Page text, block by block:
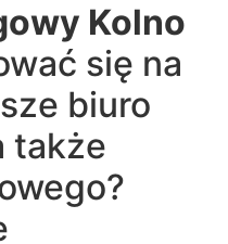
Kolno
się na
biuro
także